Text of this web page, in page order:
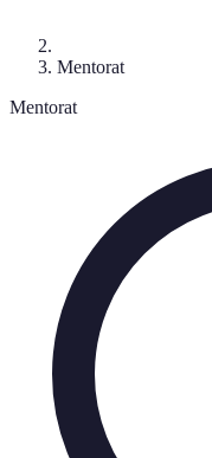
Mentorat
Mentorat